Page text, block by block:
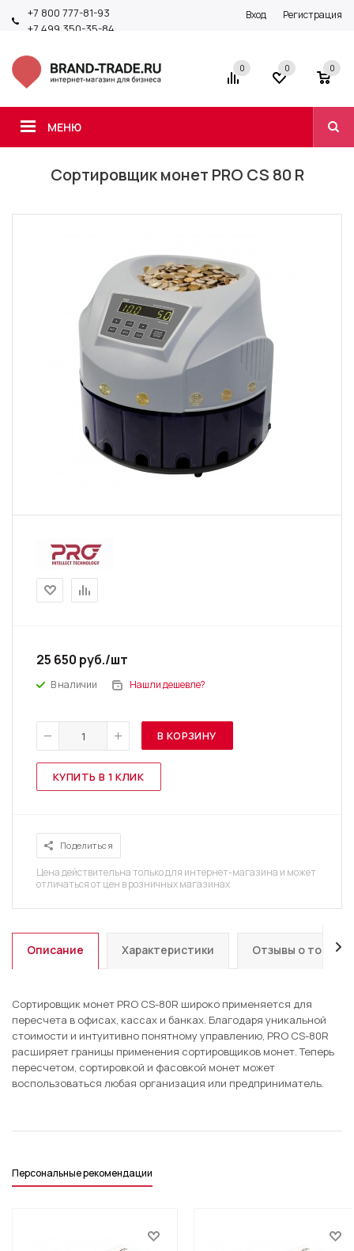
+7 800 777-81-93
+7 499 350-35-84
Вход Регистрация
МЕНЮ
0 0 0
Сортировщик монет PRO CS 80 R
25 650 руб./шт
В наличии Нашли дешевле?
В КОРЗИНУ
КУПИТЬ В 1 КЛИК
Поделиться
Цена действительна только для интернет-магазина и может
отличаться от цен в розничных магазинах
Описание Характеристики Отзывы о товаре
Сортировщик монет PRO CS-80R широко применяется для
пересчета в офисах, кассах и банках. Благодаря уникальной
стоимости и интуитивно понятному управлению, PRO CS-80R
расширяет границы применения сортировщиков монет. Теперь
пересчетом, сортировкой и фасовкой монет может
воспользоваться любая организация или предприниматель.
Персональные рекомендации